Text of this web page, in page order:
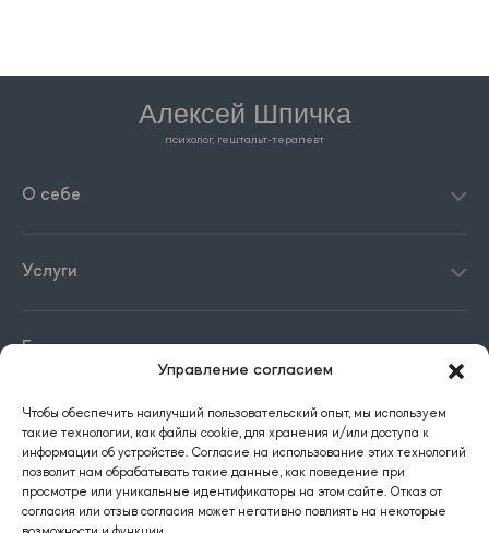
Управление согласием
Чтобы обеспечить наилучший пользовательский опыт, мы используем
такие технологии, как файлы cookie, для хранения и/или доступа к
информации об устройстве. Согласие на использование этих технологий
позволит нам обрабатывать такие данные, как поведение при
просмотре или уникальные идентификаторы на этом сайте. Отказ от
согласия или отзыв согласия может негативно повлиять на некоторые
Алексей Шпичка
психолог, гештальт-терапевт
О себе
Услуги
Блог